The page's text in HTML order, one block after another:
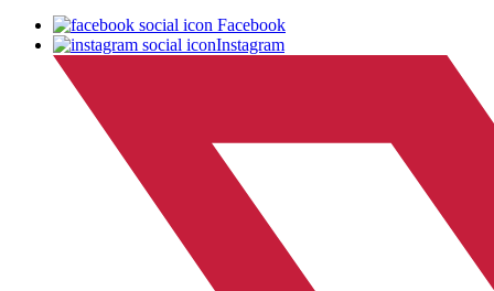
Facebook
Instagram